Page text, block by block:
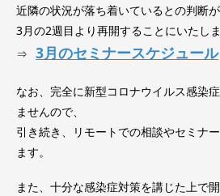
近隣の状況が落ち着いているとの判断が
3月の2週目より再開することにいたし
⇒ 3月のセミナースケジュール
なお、完全に新型コロナウイルス感染
ませんので、
引き続き、リモートでの相談やセミナ
ます。
また、十分な感染症対策を講じた上で開